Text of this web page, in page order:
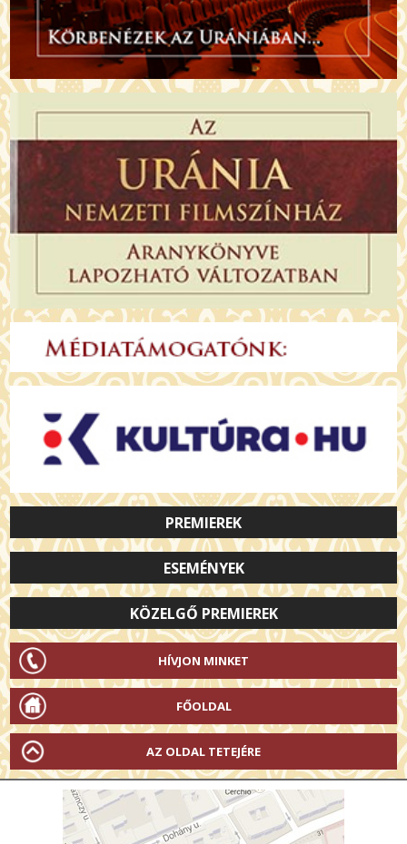
PREMIEREK
ESEMÉNYEK
KÖZELGŐ PREMIEREK
HÍVJON MINKET
FŐOLDAL
AZ OLDAL TETEJÉRE